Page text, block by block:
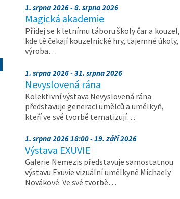
1. srpna 2026 - 8. srpna 2026
Magická akademie
Přidej se k letnímu táboru školy čar a kouzel,
kde tě čekají kouzelnické hry, tajemné úkoly,
výroba…
1. srpna 2026 - 31. srpna 2026
Nevyslovená rána
Kolektivní výstava Nevyslovená rána
představuje generaci umělců a umělkyň,
kteří ve své tvorbě tematizují…
1. srpna 2026 18:00 - 19. září 2026
Výstava EXUVIE
Galerie Nemezis představuje samostatnou
výstavu Exuvie vizuální umělkyně Michaely
Novákové. Ve své tvorbě…